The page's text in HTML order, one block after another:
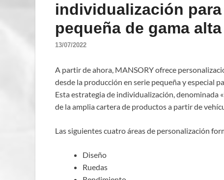
individualización
pequeña de gama alta
13/07/2022
A partir de ahora, MANSORY ofrece
desde la producción en serie pequeña y especial
Esta estrategia de individualización, denominada
de la amplia cartera de productos a partir de
Las siguientes cuatro áreas de personalización
Diseño
Ruedas